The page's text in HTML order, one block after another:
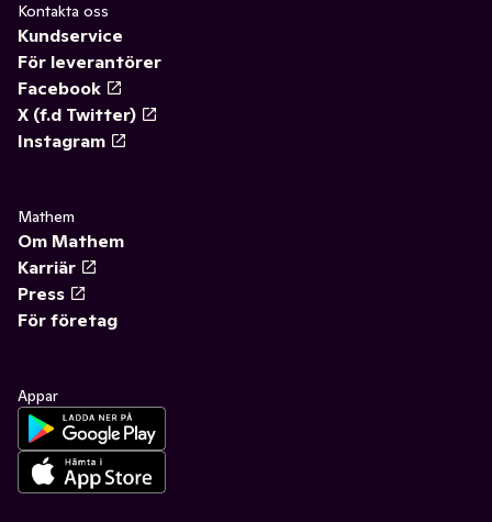
Kontakta oss
Kundservice
För leverantörer
Facebook
X (f.d Twitter)
Instagram
Mathem
Om Mathem
Karriär
Press
För företag
Appar